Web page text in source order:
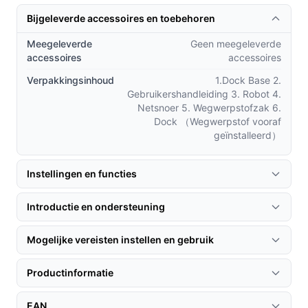
Wat maakt de Roborock Saros 10 uniek ten opzichte van
De VibraRise® 4.0-moptechnologie zorgt voor een
grondige dweilbeurt, iets wat veel concurrenten
niet bieden.
Het Dual Anti-Tangle System voorkomt vastlopen
in tapijten of snoeren, wat de gebruikservaring
Met een batterijduur van 180 minuten heb je
voldoende tijd om zelfs grotere ruimtes volledig
schoon te maken zonder tussentijds opladen.
Gebruik & praktische tips
Voor de beste resultaten met de Roborock Saros 10,
volgen hier enkele tips:
Installatie & setup
Bijgeleverde accessoires en toebehoren
Meegeleverde
accessoires
Geen meegeleverde
accessoires
Verpakkingsinhoud
1.Dock Base 2.
Gebruikershandleiding 3. Robot 4.
Netsnoer 5. Wegwerpstofzak 6.
Dock （Wegwerpstof vooraf
geïnstalleerd）
Instellingen en functies
Introductie en ondersteuning
Mogelijke vereisten instellen en gebruik
Productinformatie
EAN